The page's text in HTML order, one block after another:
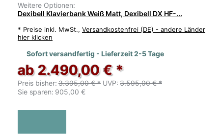
Weitere Optionen:
Dexibell Klavierbank Weiß Matt, Dexibell DX HF-...
* Preise inkl. MwSt., Versandkostenfrei (DE) - andere Länder
hier klicken
Sofort versandfertig - Lieferzeit 2-5 Tage
ab 2.490,00 € *
Preis bisher: 3.395,00 € * UVP: 3.595,00 € *
Sie sparen: 905,00 €